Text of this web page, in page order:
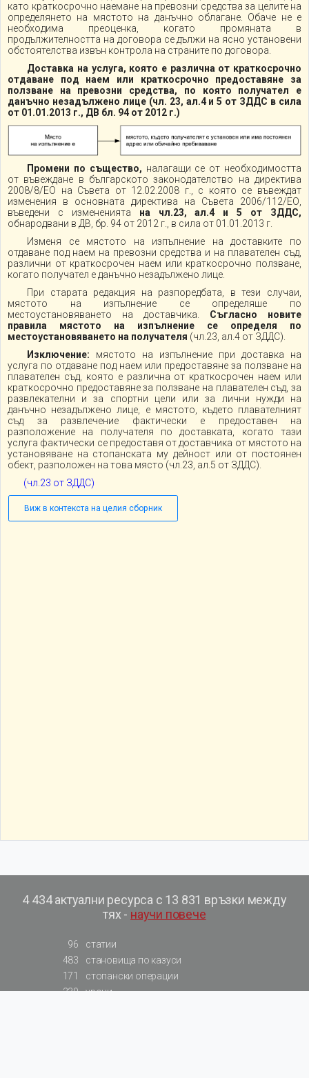
като краткосрочно наемане на превозни средства за целите на
определянето на мястото на данъчно облагане. Обаче не е
необходима преоценка, когато промяната в
продължителността на договора се дължи на ясно установени
обстоятелства извън контрола на страните по договора.
Доставка на услуга, която е различна от краткосрочно
отдаване под наем или краткосрочно предоставяне за
ползване на превозни средства, по която получател е
данъчно незадължено лице (чл. 23, ал.4 и 5 от ЗДДС в сила
от 01.01.2013 г., ДВ бл. 94 от 2012 г.)
Промени по същество, налагащи се от необходимостта
от въвеждане в българското законодателство на директива
2008/8/ЕО на Съвета от 12.02.2008 г., с която се въвеждат
изменения в основната директива на Съвета 2006/112/ЕО,
въведени с измененията на чл.23, ал.4 и 5 от ЗДДС,
обнародвани в ДВ, бр. 94 от 2012 г., в сила от 01.01.2013 г.
Изменя се мястото на изпълнение на доставките по
отдаване под наем на превозни средства и на плавателен съд,
различни от краткосрочен наем или краткосрочно ползване,
когато получател е данъчно незадължено лице.
При старата редакция на разпоредбата, в тези случаи,
мястото на изпълнение се определяше по
местоустановяването на доставчика. Съгласно новите
правила мястото на изпълнение се определя по
местоустановяването на получателя (чл.23, ал.4 от ЗДДС).
Изключение: мястото на изпълнение при доставка на
услуга по отдаване под наем или предоставяне за ползване на
плавателен съд, която е различна от краткосрочен наем или
краткосрочно предоставяне за ползване на плавателен съд, за
развлекателни и за спортни цели или за лични нужди на
данъчно незадължено лице, е мястото, където плавателният
съд за развлечение фактически е предоставен на
разположение на получателя по доставката, когато тази
услуга фактически се предоставя от доставчика от мястото на
установяване на стопанската му дейност или от постоянен
обект, разположен на това място (чл.23, ал.5 от ЗДДС).
(чл.23 от ЗДДС)
Виж в контекста на целия сборник
4 434 актуални ресурса с 13 831 връзки между
тях - научи повече
96
статии
483
становища по казуси
171
стопански операции
230
уроци